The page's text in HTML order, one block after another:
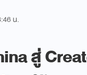
น.
สู่